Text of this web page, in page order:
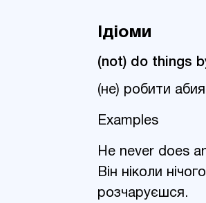
Ідіоми
(not) do things
(не) робити
Examples
He never does
Він ніколи
розчаруєшся.